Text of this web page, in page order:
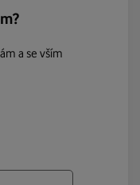
a se vším